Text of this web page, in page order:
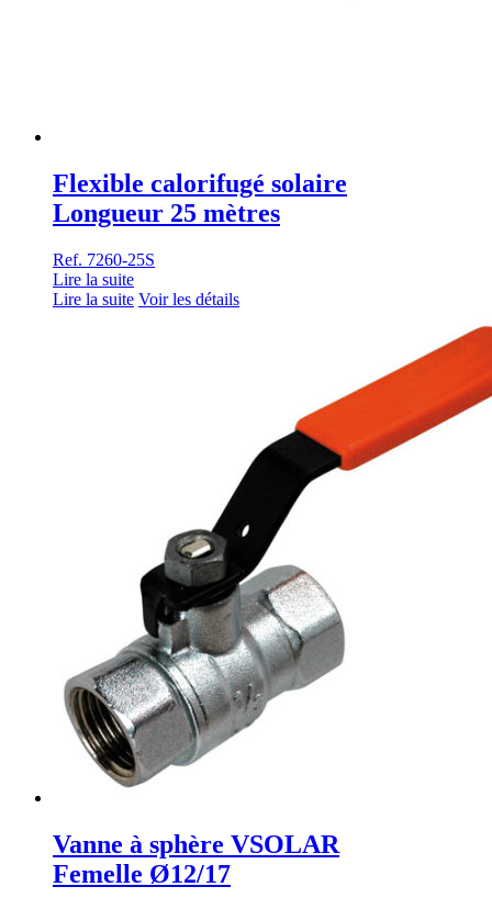
Flexible calorifugé solaire
Longueur 25 mètres
Ref. 7260-25S
Lire la suite
Lire la suite Voir les détails
Vanne à sphère VSOLAR
Femelle Ø12/17